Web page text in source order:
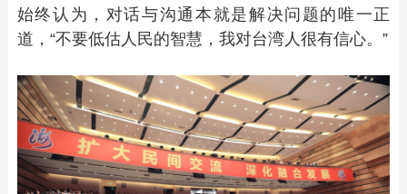
始终认为，对话与沟通本就是解决问题的唯一正
道，“不要低估人民的智慧，我对台湾人很有信心。”